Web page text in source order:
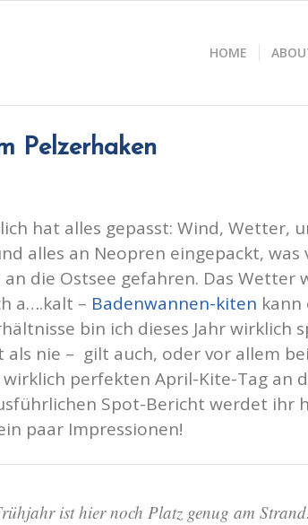
HOME
Pelzerhaken
hat alles gepasst: Wind, Wetter,
alles an Neopren eingepackt,
die Ostsee gefahren. Das
a….kalt – Badenwannen-kiten kann
bin ich dieses Jahr wirklich
als nie – gilt auch, oder vor allem
perfekten April-Kite-Tag an
Spot-Bericht werdet ihr
paar Impressionen!
ist hier noch Platz genug am